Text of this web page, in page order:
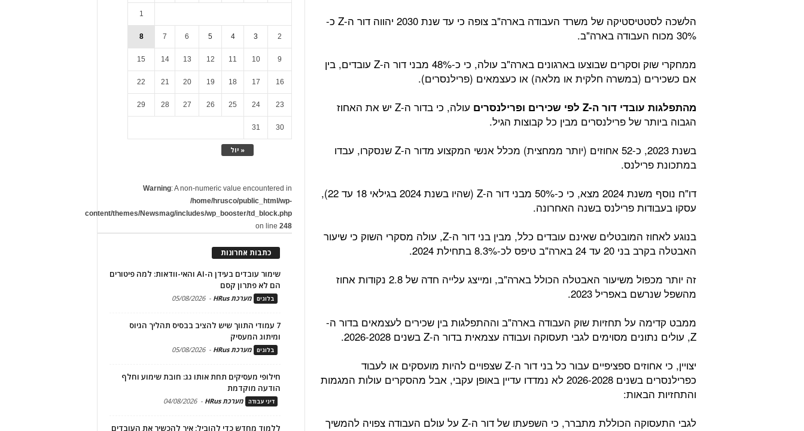
הלשכה לסטטיסטיקה של משרד העבודה בארה"ב צופה כי עד שנת 2030 יהווה דור ה-Z כ-
30% מכוח העבודה בארה"ב.
ממחקרי שוק וסקרים שבוצעו בארגונים בארה"ב עולה, כי כ-48% מבני דור ה-Z עובדים, בין
אם כשכירים (במשרה חלקית או מלאה) או כעצמאים (פרילנסרים).
מהתפלגות עובדי דור ה-Z לפי שכירים ופרילנסרים
עולה, כי בדור ה-Z יש את האחוז
הגבוה ביותר של פרילנסרים מבין כל קבוצות הגיל.
בשנת 2023, כ-52 אחוזים (יותר ממחצית) מכלל אנשי המקצוע מדור ה-Z שנסקרו, עבדו
במתכונת פרילנס.
דו"ח נוסף משנת 2024 מצא, כי כ-50% מבני דור ה-Z (שהיו בשנת 2024 בגילאי 18 עד 22),
עסקו בעבודות פרילנס בשנה האחרונה.
בנוגע לאחוז המובטלים שאינם עובדים כלל, מבין בני דור ה-Z, עולה מסקרי השוק כי שיעור
האבטלה בקרב בני 20 עד 24 בארה"ב טיפס לכ-8.3% בתחילת 2024.
זה יותר מכפול משיעור האבטלה הכולל בארה"ב, ומייצג עלייה חדה של 2.8 נקודות אחוז
מהשפל שנרשם באפריל 2023.
ממבט קדימה על תחזיות שוק העבודה בארה"ב וההתפלגות בין שכירים לעצמאים בדור ה-
Z, עולים נתונים מסוימים לגבי תעסוקה ועבודה עצמאית בדור ה-Z בשנים 2026-2028.
יצויין, כי אחוזים ספציפיים עבור כל בני דור ה-Z שצפויים להיות מועסקים או לעבוד
כפרילנסרים בשנים 2026-2028 לא נמדדו עדיין באופן עקבי, אבל מהסקרים עולות המגמות
והתחזיות הבאות:
לגבי התעסוקה הכוללת מתברר, כי השפעתו של דור ה-Z על עולם העבודה צפויה להמשיך
« יול
1
2
3
4
5
6
7
8
9
10
11
12
13
14
15
16
17
18
19
20
21
22
23
24
25
26
27
28
29
30
31
Warning: A non-numeric value encountered in
/home/hrusco/public_html/wp-
content/themes/Newsmag/includes/wp_booster/td_block.php
on line248
כתבות אחרונות
שימור עובדים בעידן ה-AI והאי-וודאות: למה פיטורים
הם לא פתרון קסם
בלוגים מערכת HRus -
05/08/2026
7 עמודי התווך שיש להציב בבסיס תהליך הגיוס
ומיתוג המעסיק
בלוגים מערכת HRus -
05/08/2026
חילופי מעסיקים תחת אותו גג: חובת שימוע וחלף
הודעה מוקדמת
דיני עבודה מערכת HRus -
04/08/2026
ללמוד מחדש כדי להוביל: איך להכשיר את העובדים